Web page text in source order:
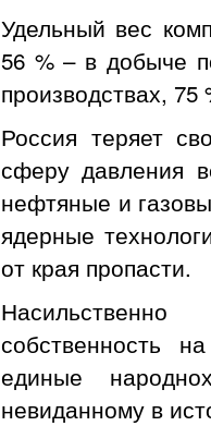
Удельный вес
56 % – в добыче
производствах,
Россия теряет
сферу давления
нефтяные и
ядерные
от края пропасти.
собственность
единые
невиданному в